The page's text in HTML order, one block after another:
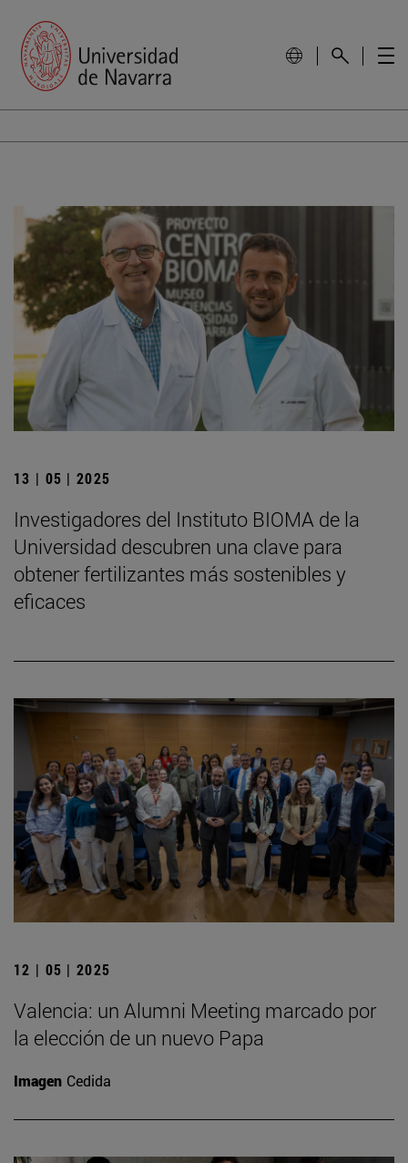
13 | 05 | 2025
Investigadores del Instituto BIOMA de la
Universidad descubren una clave para
obtener fertilizantes más sostenibles y
eficaces
12 | 05 | 2025
Valencia: un Alumni Meeting marcado por
la elección de un nuevo Papa
Imagen Cedida